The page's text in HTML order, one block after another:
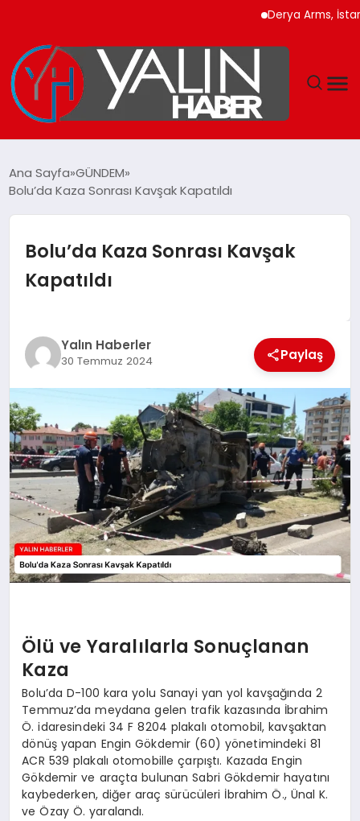
Derya Arms,
DÜNYA
EKONOMİ
EĞİTİM
TEKNOLOJİ
MAGAZİN
SAĞLIK
Ana Sayfa GÜNDEM
Bolu’da Kaza Sonrası Kavşak Kapatıldı
Bolu’da Kaza Sonrası Kavşak
Kapatıldı
Yalın Haberler
30 Temmuz 2024 Paylaş
Ölü ve Yaralılarla Sonuçlanan
Kaza
Bolu’da D-100 kara yolu Sanayi yan yol kavşağında 2
Temmuz’da meydana gelen trafik kazasında İbrahim
Ö. idaresindeki 34 F 8204 plakalı otomobil, kavşaktan
dönüş yapan Engin Gökdemir (60) yönetimindeki 81
ACR 539 plakalı otomobille çarpıştı. Kazada Engin
Gökdemir ve araçta bulunan Sabri Gökdemir hayatını
kaybederken, diğer araç sürücüleri İbrahim Ö., Ünal K.
ve Özay Ö. yaralandı.